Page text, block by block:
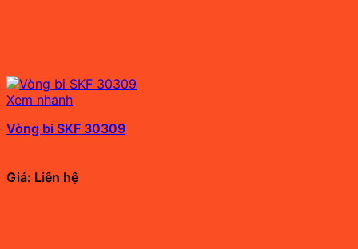
Xem nhanh
Vòng bi SKF 30309
Giá: Liên hệ